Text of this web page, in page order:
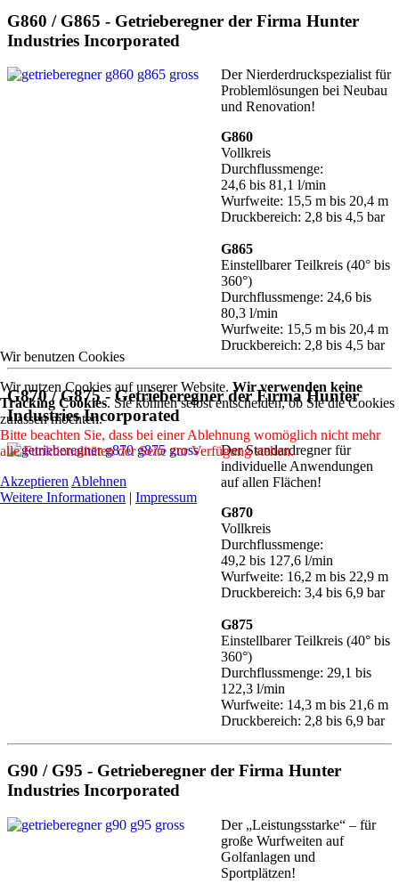
G860 / G865 - Getrieberegner der Firma Hunter
Industries Incorporated
Der Nierderdruckspezialist für
Problemlösungen bei Neubau
und Renovation!
G860
Vollkreis
Durchflussmenge:
24,6 bis 81,1 l/min
Wurfweite: 15,5 m bis 20,4 m
Druckbereich: 2,8 bis 4,5 bar
G865
Einstellbarer Teilkreis (40° bis
360°)
Durchflussmenge: 24,6 bis
80,3 l/min
Wurfweite: 15,5 m bis 20,4 m
Druckbereich: 2,8 bis 4,5 bar
G870 / G875- Getrieberegner der Firma Hunter
Industries Incorporated
Der Standardregner für
individuelle Anwendungen
auf allen Flächen!
G870
Vollkreis
Durchflussmenge:
49,2 bis 127,6 l/min
Wurfweite: 16,2 m bis 22,9 m
Druckbereich: 3,4 bis 6,9 bar
G875
Einstellbarer Teilkreis (40° bis
360°)
Durchflussmenge: 29,1 bis
122,3 l/min
Wurfweite: 14,3 m bis 21,6 m
Druckbereich: 2,8 bis 6,9 bar
G90 / G95 - Getrieberegner der Firma Hunter
Industries Incorporated
Der „Leistungsstarke“ – für
große Wurfweiten auf
Golfanlagen und
Sportplätzen!
Wir benutzen Cookies
Wir nutzen Cookies auf unserer Website. Wir verwenden keine
Tracking Cookies. Sie können selbst entscheiden, ob Sie die Cookies
zulassen möchten.
Bitte beachten Sie, dass bei einer Ablehnung womöglich nicht mehr
alle Funktionalitäten der Seite zur Verfügung stehen.
Akzeptieren Ablehnen
Weitere Informationen | Impressum